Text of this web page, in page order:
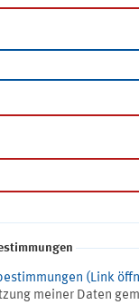
(Link
meiner Daten